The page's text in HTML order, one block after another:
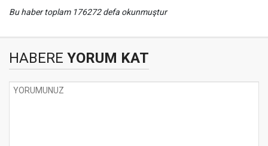
Bu haber toplam 176272 defa okunmuştur
HABERE YORUM KAT